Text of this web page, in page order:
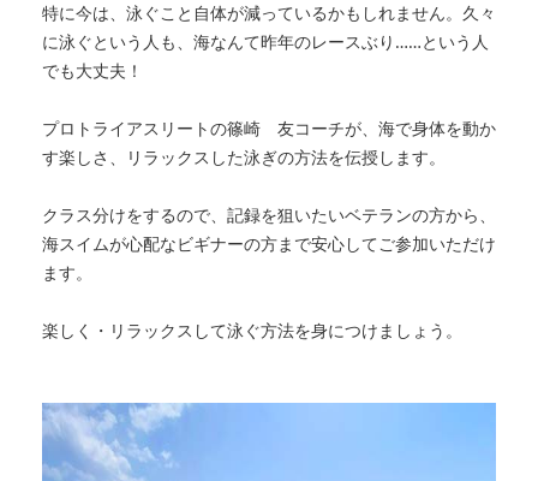
特に今は、泳ぐこと自体が減っているかもしれません。久々
に泳ぐという人も、海なんて昨年のレースぶり……という人
でも大丈夫！
プロトライアスリートの篠崎 友コーチが、海で身体を動か
す楽しさ、リラックスした泳ぎの方法を伝授します。
クラス分けをするので、記録を狙いたいベテランの方から、
海スイムが心配なビギナーの方まで安心してご参加いただけ
ます。
楽しく・リラックスして泳ぐ方法を身につけましょう。